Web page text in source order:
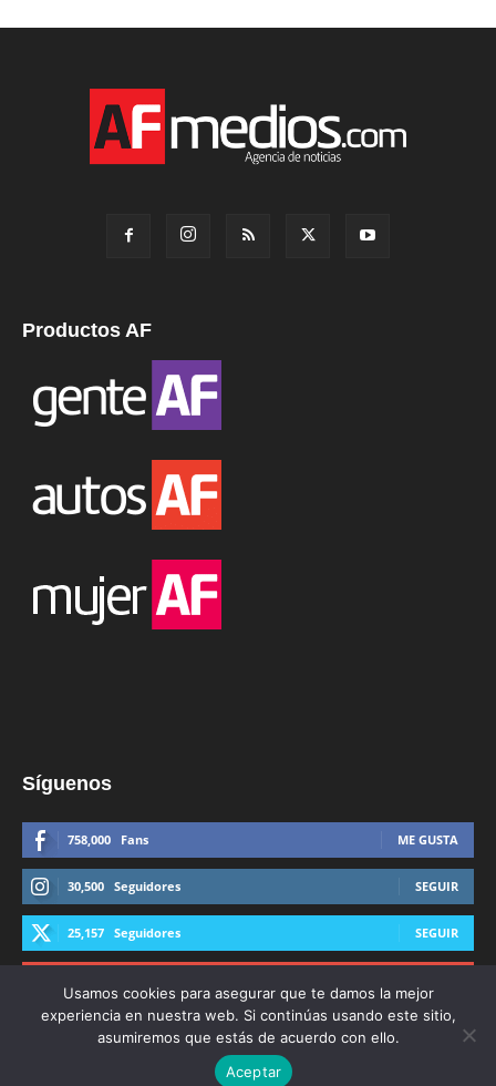
Productos AF
Síguenos
758,000 Fans ME GUSTA
30,500 Seguidores SEGUIR
25,157 Seguidores SEGUIR
© Derechos Reservados AFmedios 2021
Usamos cookies para asegurar que te damos la mejor
experiencia en nuestra web. Si continúas usando este sitio,
asumiremos que estás de acuerdo con ello.
Aceptar